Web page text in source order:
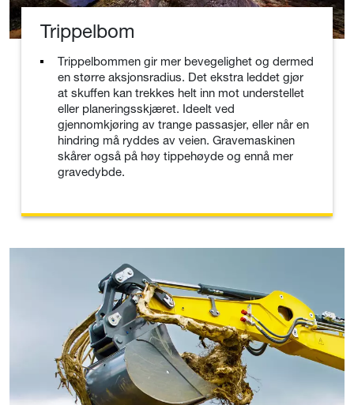
Trippelbom
Trippelbommen gir mer bevegelighet og dermed
en større aksjonsradius. Det ekstra leddet gjør
at skuffen kan trekkes helt inn mot understellet
eller planeringsskjæret. Ideelt ved
gjennomkjøring av trange passasjer, eller når en
hindring må ryddes av veien. Gravemaskinen
skårer også på høy tippehøyde og ennå mer
gravedybde.